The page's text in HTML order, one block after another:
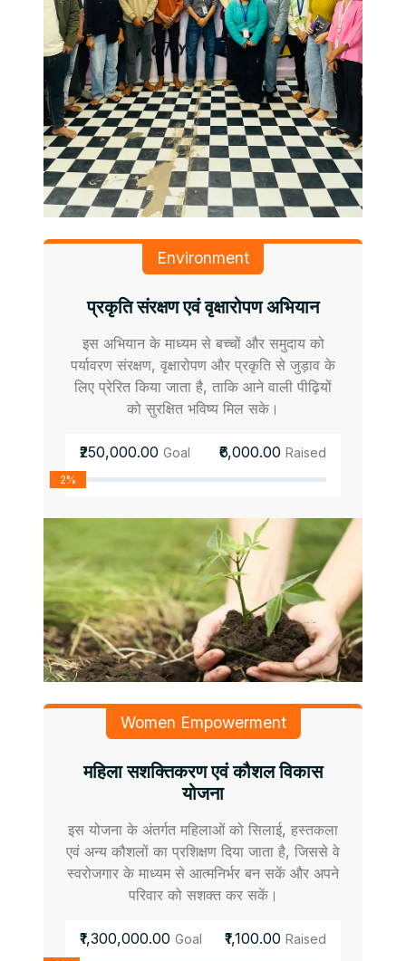
Environment
प्रकृति संरक्षण एवं वृक्षारोपण अभियान
इस अभियान के माध्यम से बच्चों और समुदाय को
पर्यावरण संरक्षण, वृक्षारोपण और प्रकृति से जुड़ाव के
लिए प्रेरित किया जाता है, ताकि आने वाली पीढ़ियों
को सुरक्षित भविष्य मिल सके।
₹250,000.00 Goal ₹6,000.00 Raised
2%
Women Empowerment
महिला सशक्तिकरण एवं कौशल विकास
योजना
इस योजना के अंतर्गत महिलाओं को सिलाई, हस्तकला
एवं अन्य कौशलों का प्रशिक्षण दिया जाता है, जिससे वे
स्वरोजगार के माध्यम से आत्मनिर्भर बन सकें और अपने
परिवार को सशक्त कर सकें।
₹1,300,000.00 Goal ₹1,100.00 Raised